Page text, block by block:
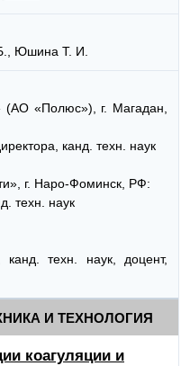
Юшина Т. И.
(АО «Полюс»), г. Магадан,
канд. техн. наук
г. Наро-Фоминск, РФ:
техн. наук
техн. наук, доцент,
И ТЕХНОЛОГИЯ
коагуляции и